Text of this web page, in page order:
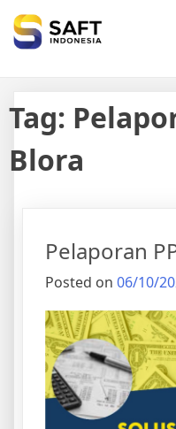
Solisi Perjakan Anda
Tag:
Blora
Pelaporan
Posted on 06/10/